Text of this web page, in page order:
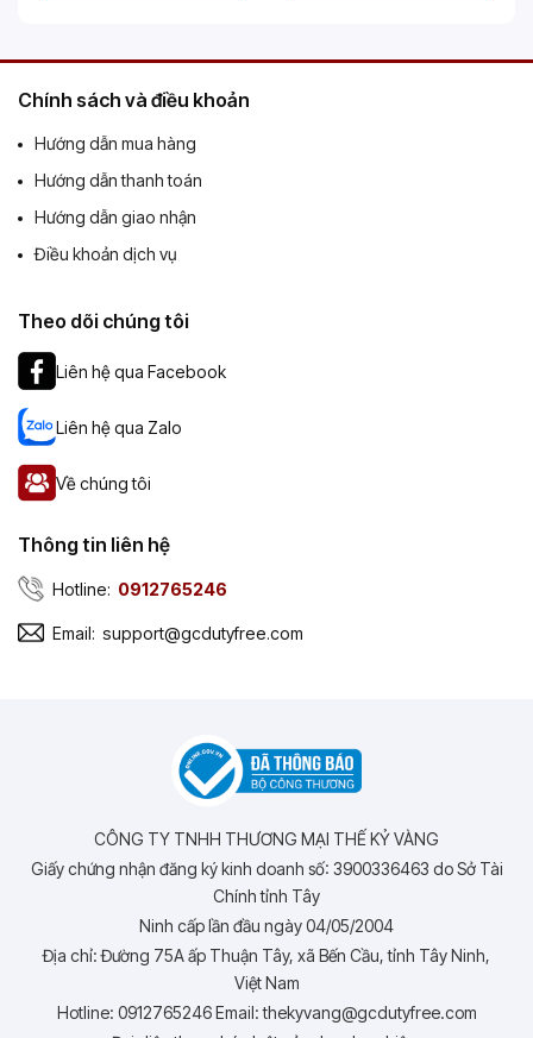
Chính sách và điều khoản
Hướng dẫn mua hàng
Hướng dẫn thanh toán
Hướng dẫn giao nhận
Điều khoản dịch vụ
Theo dõi chúng tôi
Liên hệ qua Facebook
Liên hệ qua Zalo
Về chúng tôi
Thông tin liên hệ
Hotline: 0912765246
Email: support@gcdutyfree.com
CÔNG TY TNHH THƯƠNG MẠI THẾ KỶ VÀNG
Giấy chứng nhận đăng ký kinh doanh số: 3900336463 do Sở Tài
Chính tỉnh Tây
Ninh cấp lần đầu ngày 04/05/2004
Địa chỉ: Đường 75A ấp Thuận Tây, xã Bến Cầu, tỉnh Tây Ninh,
Việt Nam
Hotline: 0912765246 Email: thekyvang@gcdutyfree.com